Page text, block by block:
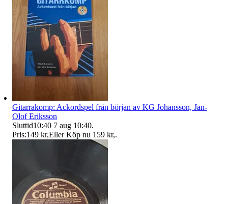
Gitarrakomp: Ackordspel från början av KG Johansson, Jan-
Olof Eriksson
Sluttid10:40 7 aug 10:40.
Pris:149 kr,Eller Köp nu 159 kr,.